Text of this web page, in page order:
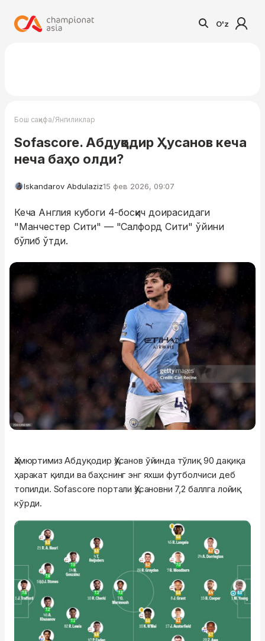
O'z
Бош саҳифа/Янгиликлар
Sofascore. Абдуқодир Ҳусанов кеча
неча баҳо олди?
Iskandarov Abdulaziz15 фев 2026, 09:07
Кеча Англия кубоги 4-босқич доирасидаги
"Манчестер Сити" — "Салфорд Сити" ўйини
бўлиб ўтди.
Ҳамюртимиз Абдуқодир Ҳусанов ўйинда тўлиқ 90 дақиқа
ҳаракат қилди ва баҳснинг энг яхши футболчиси деб
топилди. Sofascore портали Ҳусановни 7,2 баллга лойиқ
кўрди.